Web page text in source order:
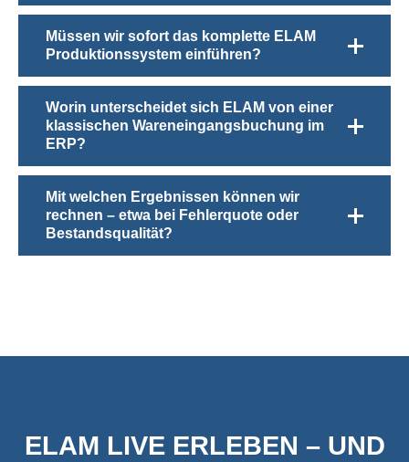
Müssen wir sofort das komplette ELAM
Produktionssystem einführen?
Worin unterscheidet sich ELAM von einer
klassischen Wareneingangsbuchung im
ERP?
Mit welchen Ergebnissen können wir
rechnen – etwa bei Fehlerquote oder
Bestandsqualität?
ELAM LIVE ERLEBEN – UND